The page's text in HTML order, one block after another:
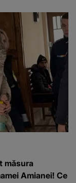
măsura
Amianei! Ce